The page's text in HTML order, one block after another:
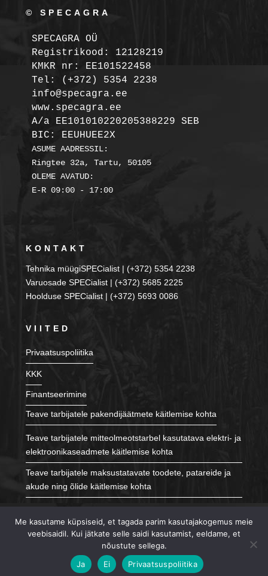
© SPECAGRA
SPECAGRA OÜ
Registrikood: 12128219
KMKR nr: EE101522458
Tel: (+372) 5354 2238
info@specagra.ee
A/a EE101010220205388229 SEB
BIC: EEUHUEE2X
ASUME AADRESSIL:
Ringtee 32a, Tartu, 50105
OLEME AVATUD:
E-R 09:00 - 17:00
KONTAKT
Tehnika müügiSPECialist | (+372) 5354 2238
Varuosade SPECialist | (+372) 5685 2225
Hoolduse SPECialist | (+372) 5693 0086
VIITED
Privaatsuspoliitika
KKK
Finantseerimine
Teave tarbijatele pakendijäätmete käitlemise kohta
Teave tarbijatele mitteolmeotstarbel kasutatava elektri- ja
elektroonikaseadmete käitlemise kohta
Teave tarbijatele maksustatavate toodete, patareide ja
akude ning õlide käitlemise kohta
JÄLGI MEID
Me kasutame küpsiseid, et tagada parim kasutajakogemus meie
veebisaidil. Kui jätkate selle saidi kasutamist, eeldame, et
nõustute sellega.
Ja
Ei Privaatsuspoliitika